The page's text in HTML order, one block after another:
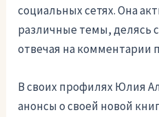
социальных сетях. Она
различные темы, делясь
отвечая на комментарии
В своих профилях Юлия
анонсы о своей новой